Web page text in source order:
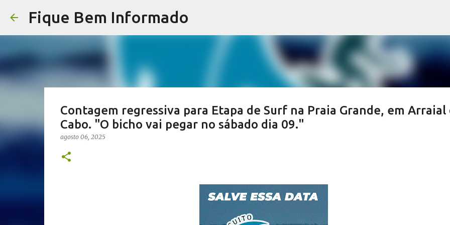
Fique Bem Informado
Contagem regressiva para Etapa de Surf na Praia Grande, em Arraial
Cabo. "O bicho vai pegar no sábado dia 09."
agosto 06, 2025